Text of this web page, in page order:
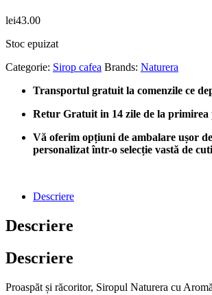
lei43.00
Stoc epuizat
Categorie: Sirop cafea Brands: Naturera
Transportul gratuit la comenzile ce
Retur Gratuit in 14 zile de la primirea
Vă oferim opțiuni de ambalare ușor
personalizat într-o selecție vastă de
Descriere
Descriere
Descriere
Proaspăt și răcoritor, Siropul Naturera cu